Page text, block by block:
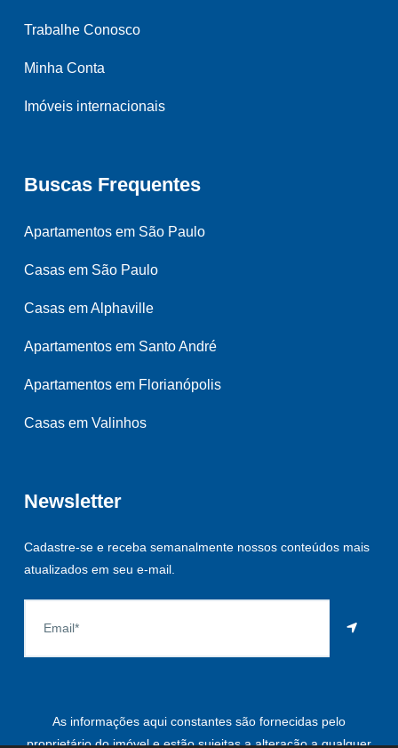
Trabalhe Conosco
Minha Conta
Imóveis internacionais
Buscas Frequentes
Apartamentos em São Paulo
Casas em São Paulo
Casas em Alphaville
Apartamentos em Santo André
Apartamentos em Florianópolis
Casas em Valinhos
Newsletter
Cadastre-se e receba semanalmente nossos conteúdos mais
atualizados em seu e-mail.
As informações aqui constantes são fornecidas pelo
proprietário do imóvel e estão sujeitas a alteração a qualquer